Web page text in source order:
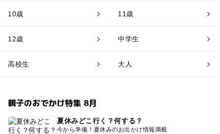
10歳 11歳
12歳 中学生
高校生 大人
親子のおでかけ特集 8月
夏休みどこ行く？何する？
今から準備！夏休みのお出かけ情報満載